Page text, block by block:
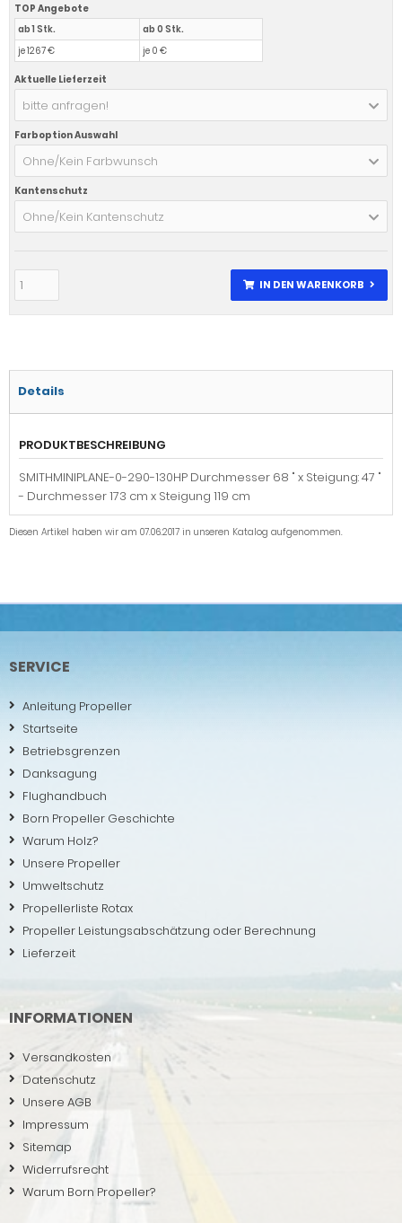
TOP Angebote
ab 1 Stk.
je 1267 €
ab 0 Stk.
je 0 €
Aktuelle Lieferzeit
bitte anfragen!
Farboption Auswahl
Ohne/Kein Farbwunsch
Kantenschutz
Ohne/Kein Kantenschutz
IN DEN WARENKORB
Details
PRODUKTBESCHREIBUNG
SMITHMINIPLANE-0-290-130HP Durchmesser 68 " x Steigung: 47 "
- Durchmesser 173 cm x Steigung 119 cm
Diesen Artikel haben wir am 07.06.2017 in unseren Katalog aufgenommen.
SERVICE
Anleitung Propeller
Startseite
Betriebsgrenzen
Danksagung
Flughandbuch
Born Propeller Geschichte
Warum Holz?
Unsere Propeller
Umweltschutz
Propellerliste Rotax
Propeller Leistungsabschätzung oder Berechnung
Lieferzeit
INFORMATIONEN
Versandkosten
Datenschutz
Unsere AGB
Impressum
Sitemap
Widerrufsrecht
Warum Born Propeller?